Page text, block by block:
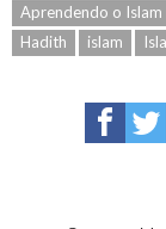
Aprendendo o
Hadith
islam